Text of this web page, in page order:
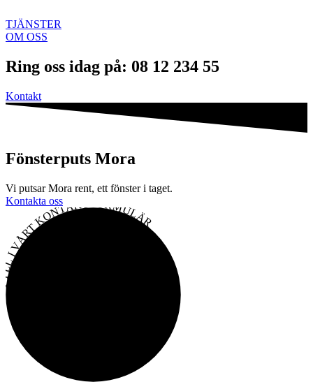
TJÄNSTER
OM OSS
Ring oss idag på: 08 12 234 55
Kontakt
Fönsterputs Mora
Vi putsar Mora rent, ett fönster i taget.
Kontakta oss
I VÅRT KONTAKTFORMULÄR